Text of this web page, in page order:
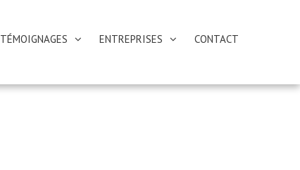
TÉMOIGNAGES ENTREPRISES CONTACT